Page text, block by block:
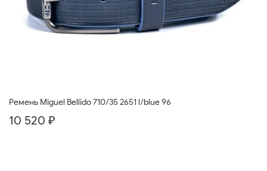
Ремень Miguel Bellido 710/35 2651 l/blue 96
10 520 ₽